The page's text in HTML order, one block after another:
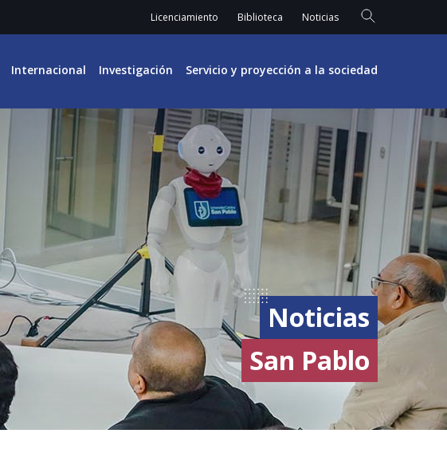
Licenciamiento Biblioteca Noticias
Internacional Investigación Servicio y proyección a la sociedad
Noticias
San Pablo